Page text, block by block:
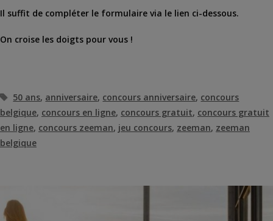
Il suffit de compléter le formulaire via le lien ci-dessous.
On croise les doigts pour vous !
Étiquettes
50 ans, anniversaire, concours anniversaire, concours
belgique, concours en ligne, concours gratuit, concours gratuit
en ligne, concours zeeman, jeu concours, zeeman, zeeman
belgique